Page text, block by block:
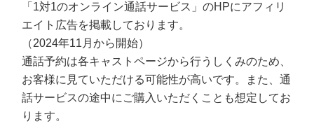
「1対1のオンライン通話サービス」のHPにアフィリ
エイト広告を掲載しております。
（2024年11月から開始）
通話予約は各キャストページから行うしくみのため、
お客様に見ていただける可能性が高いです。また、通
話サービスの途中にご購入いただくことも想定してお
ります。